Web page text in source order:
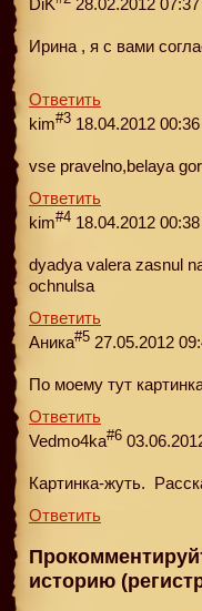
Ирина , я с вами
Ответить
kim#3 18.04.2012 00:36
vse pravelno,belaya
Ответить
kim#4 18.04.2012 00:38
dyadya valera zasnul
ochnulsa
Ответить
Аника#5 27.05.2012
По моему тут
Ответить
Vedmo4ka#6
Картинка-жуть.
Ответить
историю